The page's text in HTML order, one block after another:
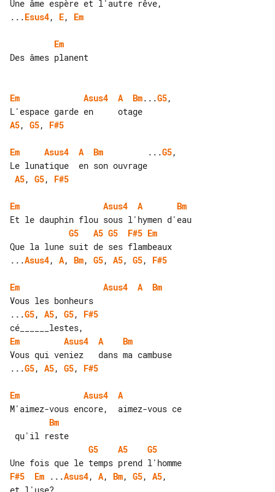
...Esus4, E, Em
Em
Des âmes planent
Em Asus4 A Bm...G5,
A5, G5, F#5
Em Asus4 A Bm
         ...
G5,
A5, G5, F#5
Em Asus4 A
Bm
G5
A5 G5 F#5 Em
...Asus4, A, Bm, G5, A5, G5, F#5
Em Asus4 A
Bm
...G5, A5, G5, F#5
Em
Asus4 A
Bm
...G5, A5, G5, F#5
Em Asus4
A
Bm
G5
A5
G5
F#5
Em ...Asus4, A, Bm, G5, A5,